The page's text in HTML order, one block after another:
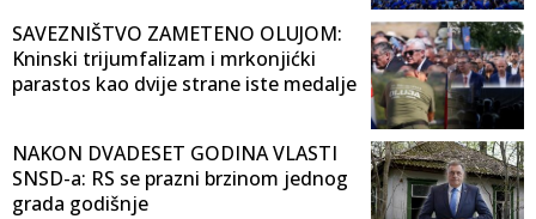
SAVEZNIŠTVO ZAMETENO OLUJOM:
Kninski trijumfalizam i mrkonjićki
parastos kao dvije strane iste medalje
NAKON DVADESET GODINA VLASTI
SNSD-a: RS se prazni brzinom jednog
grada godišnje